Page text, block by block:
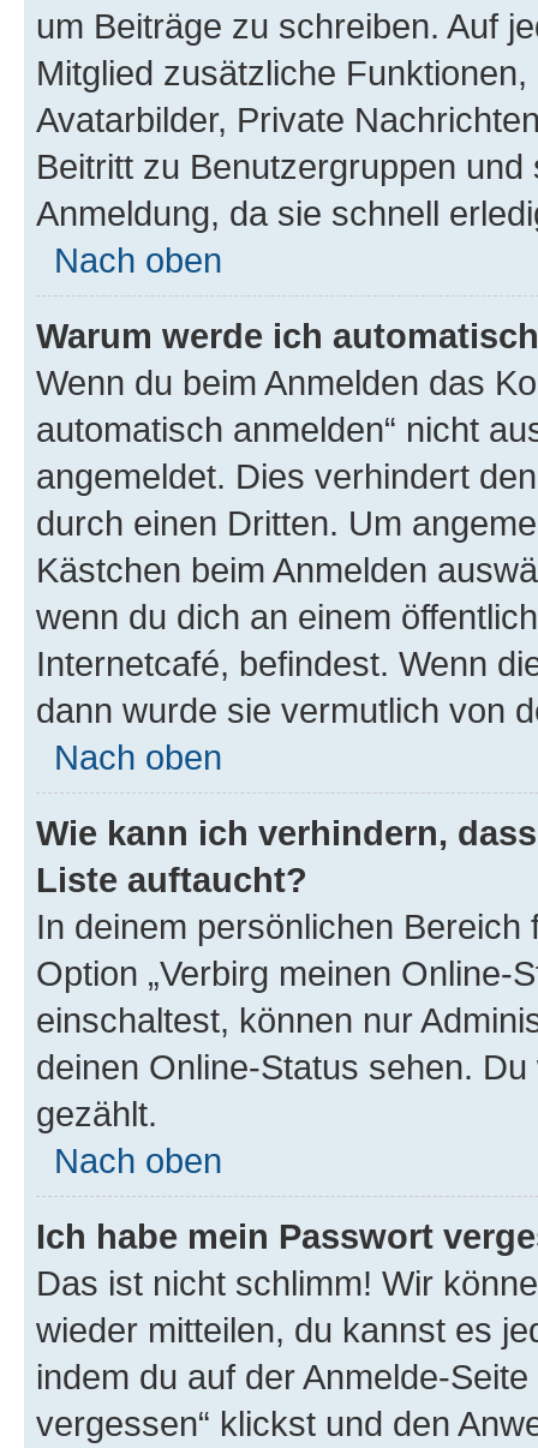
um Beiträge zu schreiben. Auf
Mitglied zusätzliche
Avatarbilder, Private
Beitritt zu Benutzergruppen
Anmeldung, da sie schnell
Nach oben
Warum werde ich
Wenn du beim Anmelden das
automatisch anmelden“ nicht
angemeldet. Dies verhindert
durch einen Dritten. Um
Kästchen beim Anmelden
wenn du dich an einem
Internetcafé, befindest. Wenn
dann wurde sie vermutlich von
Nach oben
Wie kann ich verhindern,
Liste auftaucht?
In deinem persönlichen
Option „Verbirg meinen Online-
einschaltest, können nur
deinen Online-Status sehen.
gezählt.
Nach oben
Ich habe mein Passwort
Das ist nicht schlimm! Wir
wieder mitteilen, du kannst es
indem du auf der Anmelde-
vergessen“ klickst und den